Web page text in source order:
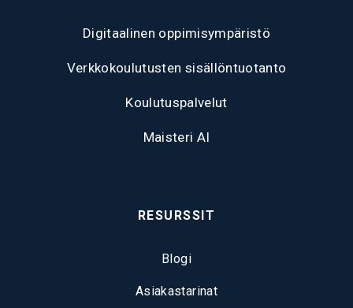
Digitaalinen oppimisympäristö
Verkkokoulutusten sisällöntuotanto
Koulutuspalvelut
Maisteri AI
RESURSSIT
Blogi
Asiakastarinat